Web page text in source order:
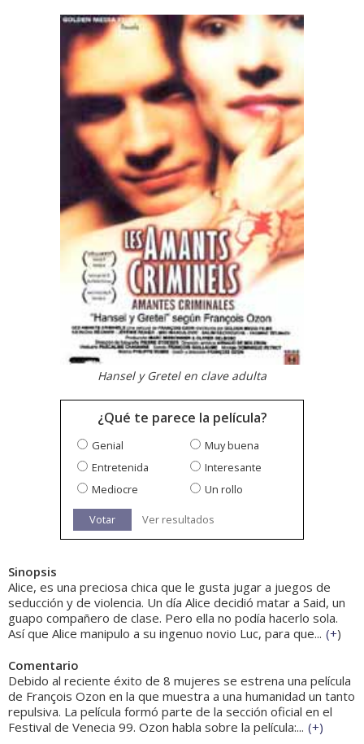
Hansel y Gretel en clave adulta
¿Qué te parece la película?
Genial
Muy buena
Entretenida
Interesante
Mediocre
Un rollo
Votar Ver resultados
Sinopsis
Alice, es una preciosa chica que le gusta jugar a juegos de
seducción y de violencia. Un día Alice decidió matar a Said, un
guapo compañero de clase. Pero ella no podía hacerlo sola.
Así que Alice manipulo a su ingenuo novio Luc, para que... (+)
Comentario
Debido al reciente éxito de 8 mujeres se estrena una película
de François Ozon en la que muestra a una humanidad un tanto
repulsiva. La película formó parte de la sección oficial en el
Festival de Venecia 99. Ozon habla sobre la película:... (+)